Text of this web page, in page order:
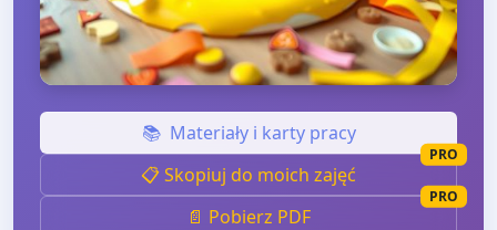
📚 Materiały i karty pracy
📋 Skopiuj do moich zajęć
PRO
📄 Pobierz PDF
PRO